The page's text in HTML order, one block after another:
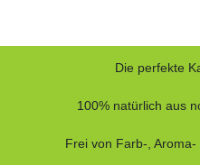
Die perfekte
100% natürlich aus
Frei von Farb-,